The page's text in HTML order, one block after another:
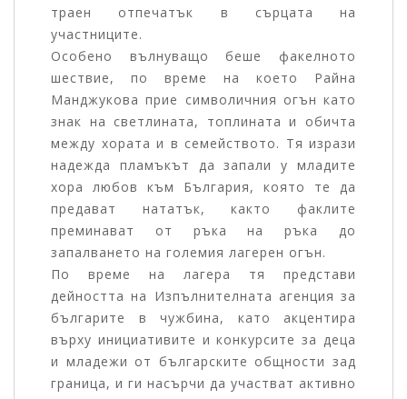
траен отпечатък в сърцата на
участниците.
Особено вълнуващо беше факелното
шествие, по време на което Райна
Манджукова прие символичния огън като
знак на светлината, топлината и обичта
между хората и в семейството. Тя изрази
надежда пламъкът да запали у младите
хора любов към България, която те да
предават нататък, както факлите
преминават от ръка на ръка до
запалването на големия лагерен огън.
По време на лагера тя представи
дейността на Изпълнителната агенция за
българите в чужбина, като акцентира
върху инициативите и конкурсите за деца
и младежи от българските общности зад
граница, и ги насърчи да участват активно